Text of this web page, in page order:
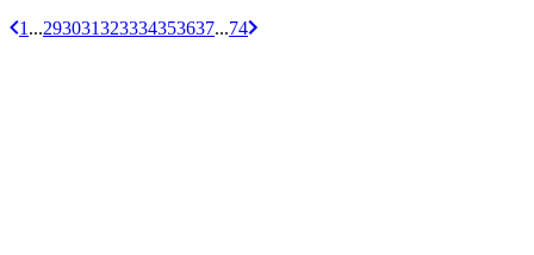
1 ...293031323334353637...74